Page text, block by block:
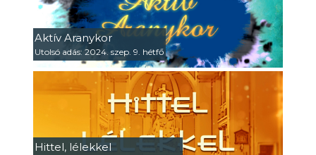
Aktív Aranykor
Utolsó adás: 2024. szep. 9. hétfő
Hittel, lélekkel